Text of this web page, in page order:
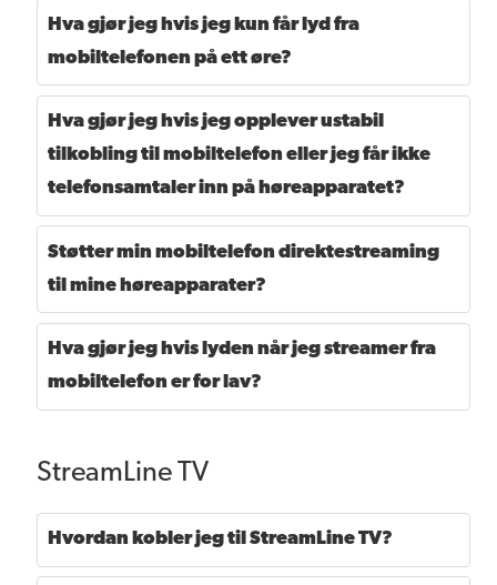
Hva gjør jeg hvis jeg kun får lyd fra
mobiltelefonen på ett øre?
Hva gjør jeg hvis jeg opplever ustabil
tilkobling til mobiltelefon eller jeg får ikke
telefonsamtaler inn på høreapparatet?
Støtter min mobiltelefon direktestreaming
til mine høreapparater?
Hva gjør jeg hvis lyden når jeg streamer fra
mobiltelefon er for lav?
StreamLine TV
Hvordan kobler jeg til StreamLine TV?